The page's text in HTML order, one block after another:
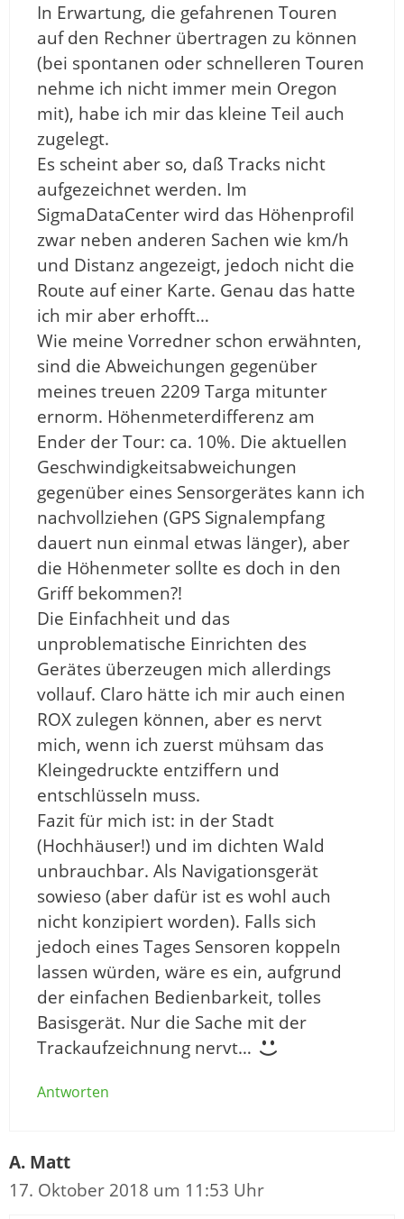
In Erwartung, die gefahrenen Touren
auf den Rechner übertragen zu können
(bei spontanen oder schnelleren Touren
nehme ich nicht immer mein Oregon
mit), habe ich mir das kleine Teil auch
zugelegt.
Es scheint aber so, daß Tracks nicht
aufgezeichnet werden. Im
SigmaDataCenter wird das Höhenprofil
zwar neben anderen Sachen wie km/h
und Distanz angezeigt, jedoch nicht die
Route auf einer Karte. Genau das hatte
ich mir aber erhofft…
Wie meine Vorredner schon erwähnten,
sind die Abweichungen gegenüber
meines treuen 2209 Targa mitunter
ernorm. Höhenmeterdifferenz am
Ender der Tour: ca. 10%. Die aktuellen
Geschwindigkeitsabweichungen
gegenüber eines Sensorgerätes kann ich
nachvollziehen (GPS Signalempfang
dauert nun einmal etwas länger), aber
die Höhenmeter sollte es doch in den
Griff bekommen?!
Die Einfachheit und das
unproblematische Einrichten des
Gerätes überzeugen mich allerdings
vollauf. Claro hätte ich mir auch einen
ROX zulegen können, aber es nervt
mich, wenn ich zuerst mühsam das
Kleingedruckte entziffern und
entschlüsseln muss.
Fazit für mich ist: in der Stadt
(Hochhäuser!) und im dichten Wald
unbrauchbar. Als Navigationsgerät
sowieso (aber dafür ist es wohl auch
nicht konzipiert worden). Falls sich
jedoch eines Tages Sensoren koppeln
lassen würden, wäre es ein, aufgrund
der einfachen Bedienbarkeit, tolles
Basisgerät. Nur die Sache mit der
Trackaufzeichnung nervt…
Antworten
A. Matt
17. Oktober 2018 um 11:53 Uhr